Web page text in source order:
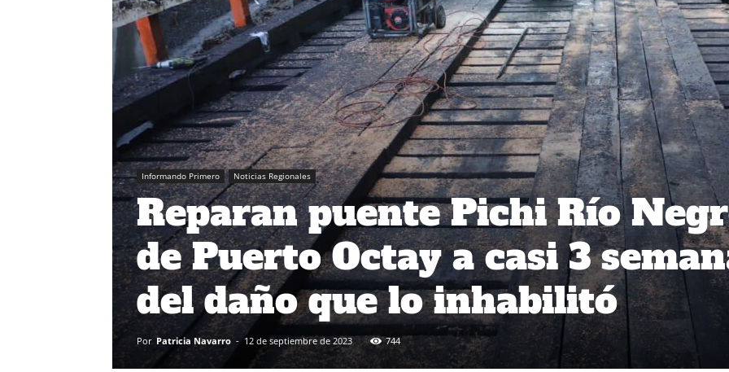
Informando Primero Noticias Regionales
Reparan puente Pichi Río
de Puerto Octay a casi 3
del daño que lo inhabilitó
Por Patricia Navarro - 12 de septiembre de 2023 744